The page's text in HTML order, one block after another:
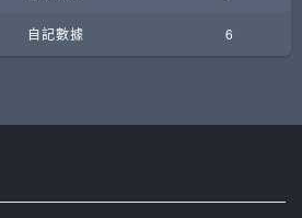
自記數據 6